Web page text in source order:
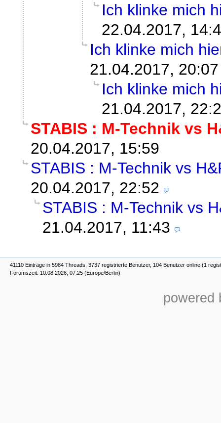
Ich klinke mich
22.04.2017,
Ich klinke mich
21.04.2017, 20:07
Ich klinke mich
21.04.2017,
STABIS : M-Technik vs
20.04.2017, 15:59
STABIS : M-Technik vs
20.04.2017, 22:52
STABIS : M-Technik vs
21.04.2017, 11:43
41110 Einträge in 5984 Threads, 3737 registrierte Benutzer, 104 Benutzer online (1
Forumszeit: 10.08.2026, 07:25 (Europe/Berlin)
powered